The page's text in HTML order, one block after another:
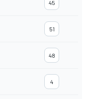
45
51
48
4